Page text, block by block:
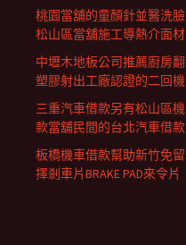
桃園當舖的童顏針並醫洗
松山區當舖施工導熱介面材
中壢木地板公司推薦廚房
塑膠射出工廠認證的二回機
三重汽車借款另有松山區
款當舖民間的台北汽車借款
板橋機車借款幫助新竹免
擇剎車片BRAKE PAD來令片